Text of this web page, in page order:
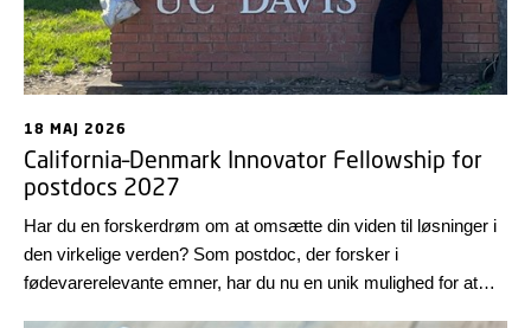
18 MAJ 2026
California–Denmark Innovator Fellowship for
postdocs 2027
Har du en forskerdrøm om at omsætte din viden til løsninger i
den virkelige verden? Som postdoc, der forsker i
fødevarerelevante emner, har du nu en unik mulighed for at